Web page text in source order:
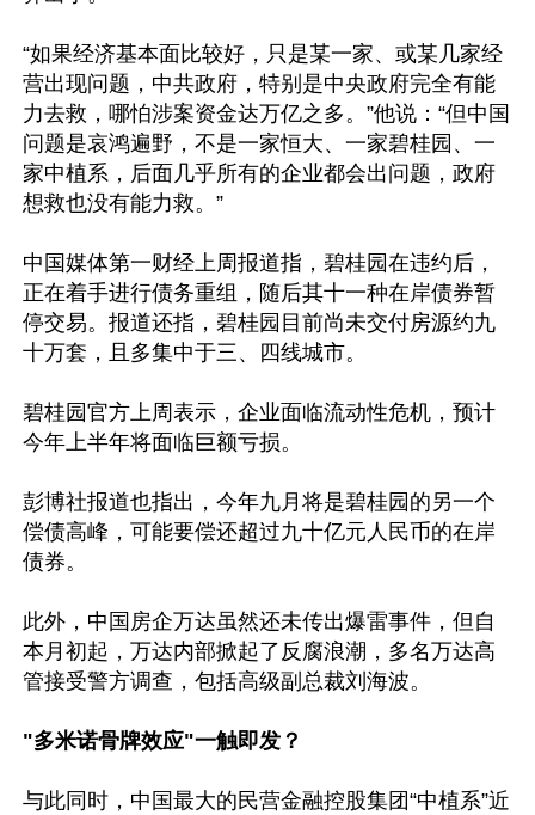
“如果经济基本面比较好，只是某一家、或某几家经
营出现问题，中共政府，特别是中央政府完全有能
力去救，哪怕涉案资金达万亿之多。”他说：“但中国
问题是哀鸿遍野，不是一家恒大、一家碧桂园、一
家中植系，后面几乎所有的企业都会出问题，政府
想救也没有能力救。”
中国媒体第一财经上周报道指，碧桂园在违约后，
正在着手进行债务重组，随后其十一种在岸债券暂
停交易。报道还指，碧桂园目前尚未交付房源约九
十万套，且多集中于三、四线城市。
碧桂园官方上周表示，企业面临流动性危机，预计
今年上半年将面临巨额亏损。
彭博社报道也指出，今年九月将是碧桂园的另一个
偿债高峰，可能要偿还超过九十亿元人民币的在岸
债券。
此外，中国房企万达虽然还未传出爆雷事件，但自
本月初起，万达内部掀起了反腐浪潮，多名万达高
管接受警方调查，包括高级副总裁刘海波。
"多米诺骨牌效应"一触即发？
与此同时，中国最大的民营金融控股集团“中植系”近